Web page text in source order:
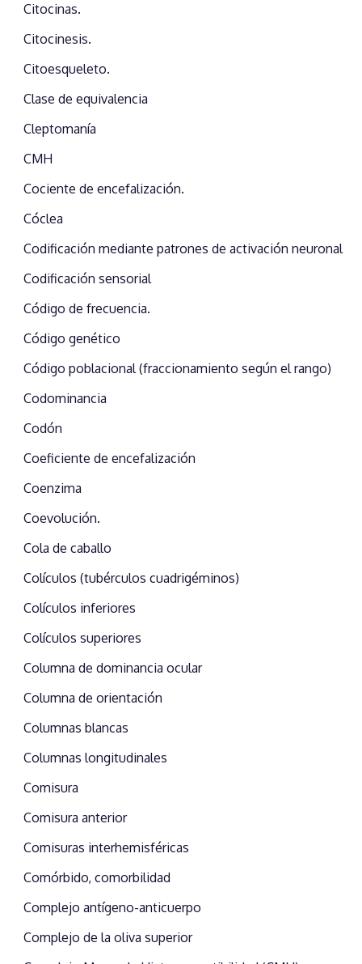
Citocinas.
Citocinesis.
Citoesqueleto.
Clase de equivalencia
Cleptomanía
CMH
Cociente de encefalización.
Cóclea
Codificación mediante patrones de activación neuronal
Codificación sensorial
Código de frecuencia.
Código genético
Código poblacional (fraccionamiento según el rango)
Codominancia
Codón
Coeficiente de encefalización
Coenzima
Coevolución.
Cola de caballo
Colículos (tubérculos cuadrigéminos)
Colículos inferiores
Colículos superiores
Columna de dominancia ocular
Columna de orientación
Columnas blancas
Columnas longitudinales
Comisura
Comisura anterior
Comisuras interhemisféricas
Comórbido, comorbilidad
Complejo antígeno-anticuerpo
Complejo de la oliva superior